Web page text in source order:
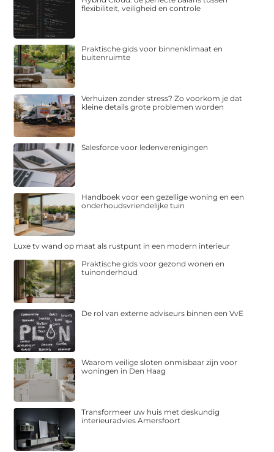
flexibiliteit, veiligheid en controle
Praktische gids voor binnenklimaat en
buitenruimte
Verhuizen zonder stress? Zo voorkom je dat
kleine details grote problemen worden
Salesforce voor ledenverenigingen
Handboek voor een gezellige woning en een
onderhoudsvriendelijke tuin
Luxe tv wand op maat als rustpunt in een modern interieur
Praktische gids voor gezond wonen en
tuinonderhoud
De rol van externe adviseurs binnen een VvE
Waarom veilige sloten onmisbaar zijn voor
woningen in Den Haag
Transformeer uw huis met deskundig
interieuradvies Amersfoort